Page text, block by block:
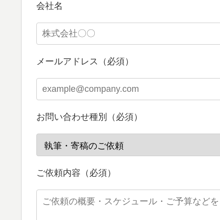
会社名
メールアドレス（必須）
お問い合わせ種別（必須）
ご依頼内容（必須）